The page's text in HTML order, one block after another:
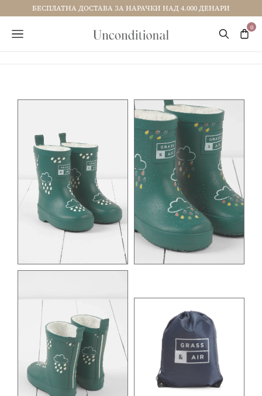
БЕСПЛАТНА ДОСТАВА ЗА НАРАЧКИ НАД 4.000 ДЕНАРИ